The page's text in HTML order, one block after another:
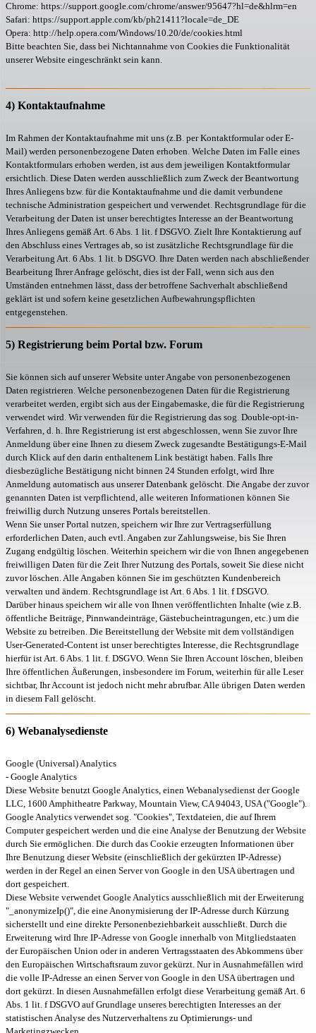
Chrome: https://support.google.com/chrome/answer/95647?hl=de&hlrm=en
Safari: https://support.apple.com/kb/ph21411?locale=de_DE
Opera: http://help.opera.com/Windows/10.20/de/cookies.html
Bitte beachten Sie, dass bei Nichtannahme von Cookies die Funktionalität
unserer Website eingeschränkt sein kann.
4) Kontaktaufnahme
Im Rahmen der Kontaktaufnahme mit uns (z.B. per Kontaktformular oder E-
Mail) werden personenbezogene Daten erhoben. Welche Daten im Falle eines
Kontaktformulars erhoben werden, ist aus dem jeweiligen Kontaktformular
ersichtlich. Diese Daten werden ausschließlich zum Zweck der Beantwortung
Ihres Anliegens bzw. für die Kontaktaufnahme und die damit verbundene
technische Administration gespeichert und verwendet. Rechtsgrundlage für die
Verarbeitung der Daten ist unser berechtigtes Interesse an der Beantwortung
Ihres Anliegens gemäß Art. 6 Abs. 1 lit. f DSGVO. Zielt Ihre Kontaktierung auf
den Abschluss eines Vertrages ab, so ist zusätzliche Rechtsgrundlage für die
Verarbeitung Art. 6 Abs. 1 lit. b DSGVO. Ihre Daten werden nach abschließender
Bearbeitung Ihrer Anfrage gelöscht, dies ist der Fall, wenn sich aus den
Umständen entnehmen lässt, dass der betroffene Sachverhalt abschließend
geklärt ist und sofern keine gesetzlichen Aufbewahrungspflichten
entgegenstehen.
5) Registrierung beim Portal bzw. Forum
Sie können sich auf unserer Website unter Angabe von personenbezogenen
Daten registrieren. Welche personenbezogenen Daten für die Registrierung
verarbeitet werden, ergibt sich aus der Eingabemaske, die für die Registrierung
verwendet wird. Wir verwenden für die Registrierung das sog. Double-opt-in-
Verfahren, d. h. Ihre Registrierung ist erst abgeschlossen, wenn Sie zuvor Ihre
Anmeldung über eine Ihnen zu diesem Zweck zugesandte Bestätigungs-E-Mail
durch Klick auf den darin enthaltenem Link bestätigt haben. Falls Ihre
diesbezügliche Bestätigung nicht binnen 24 Stunden erfolgt, wird Ihre
Anmeldung automatisch aus unserer Datenbank gelöscht. Die Angabe der zuvor
genannten Daten ist verpflichtend, alle weiteren Informationen können Sie
freiwillig durch Nutzung unseres Portals bereitstellen.
Wenn Sie unser Portal nutzen, speichern wir Ihre zur Vertragserfüllung
erforderlichen Daten, auch evtl. Angaben zur Zahlungsweise, bis Sie Ihren
Zugang endgültig löschen. Weiterhin speichern wir die von Ihnen angegebenen
freiwilligen Daten für die Zeit Ihrer Nutzung des Portals, soweit Sie diese nicht
zuvor löschen. Alle Angaben können Sie im geschützten Kundenbereich
verwalten und ändern. Rechtsgrundlage ist Art. 6 Abs. 1 lit. f DSGVO.
Darüber hinaus speichern wir alle von Ihnen veröffentlichten Inhalte (wie z.B.
öffentliche Beiträge, Pinnwandeinträge, Gästebucheintragungen, etc.) um die
Website zu betreiben. Die Bereitstellung der Website mit dem vollständigen
User-Generated-Content ist unser berechtigtes Interesse, die Rechtsgrundlage
hierfür ist Art. 6 Abs. 1 lit. f. DSGVO. Wenn Sie Ihren Account löschen, bleiben
Ihre öffentlichen Äußerungen, insbesondere im Forum, weiterhin für alle Leser
sichtbar, Ihr Account ist jedoch nicht mehr abrufbar. Alle übrigen Daten werden
in diesem Fall gelöscht.
6) Webanalysedienste
Google (Universal) Analytics
- Google Analytics
Diese Website benutzt Google Analytics, einen Webanalysedienst der Google
LLC, 1600 Amphitheatre Parkway, Mountain View, CA 94043, USA ("Google").
Google Analytics verwendet sog. "Cookies", Textdateien, die auf Ihrem
Computer gespeichert werden und die eine Analyse der Benutzung der Website
durch Sie ermöglichen. Die durch das Cookie erzeugten Informationen über
Ihre Benutzung dieser Website (einschließlich der gekürzten IP-Adresse)
werden in der Regel an einen Server von Google in den USA übertragen und
dort gespeichert.
Diese Website verwendet Google Analytics ausschließlich mit der Erweiterung
"_anonymizeIp()", die eine Anonymisierung der IP-Adresse durch Kürzung
sicherstellt und eine direkte Personenbeziehbarkeit ausschließt. Durch die
Erweiterung wird Ihre IP-Adresse von Google innerhalb von Mitgliedstaaten
der Europäischen Union oder in anderen Vertragsstaaten des Abkommens über
den Europäischen Wirtschaftsraum zuvor gekürzt. Nur in Ausnahmefällen wird
die volle IP-Adresse an einen Server von Google in den USA übertragen und
dort gekürzt. In diesen Ausnahmefällen erfolgt diese Verarbeitung gemäß Art. 6
Abs. 1 lit. f DSGVO auf Grundlage unseres berechtigten Interesses an der
statistischen Analyse des Nutzerverhaltens zu Optimierungs- und
Marketingzwecken.